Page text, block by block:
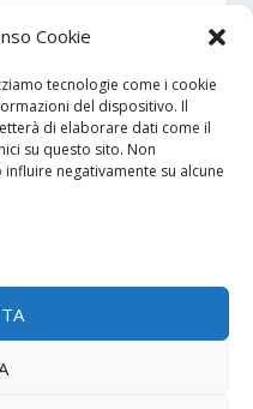
Cookie
tecnologie come i cookie
del dispositivo. Il
di elaborare dati come il
su questo sito. Non
negativamente su alcune
17, novità sui nuovi